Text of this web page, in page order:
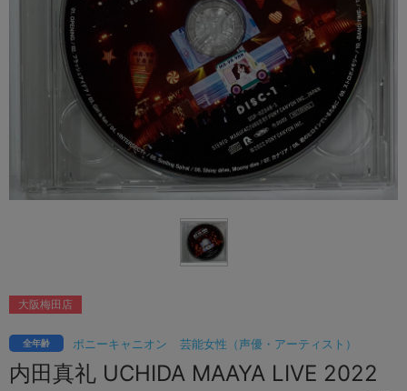
ポニーキャニオン 芸能女性（声優・アーティスト）
全年齢
内田真礼 UCHIDA MAAYA LIVE 2022
大阪梅田店